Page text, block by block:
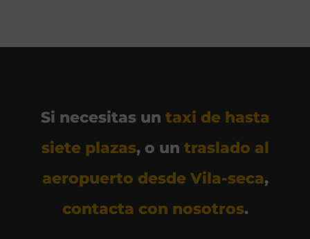
Si necesitas un taxi de hasta
siete plazas, o un traslado al
aeropuerto desde Vila-seca,
contacta con nosotros.